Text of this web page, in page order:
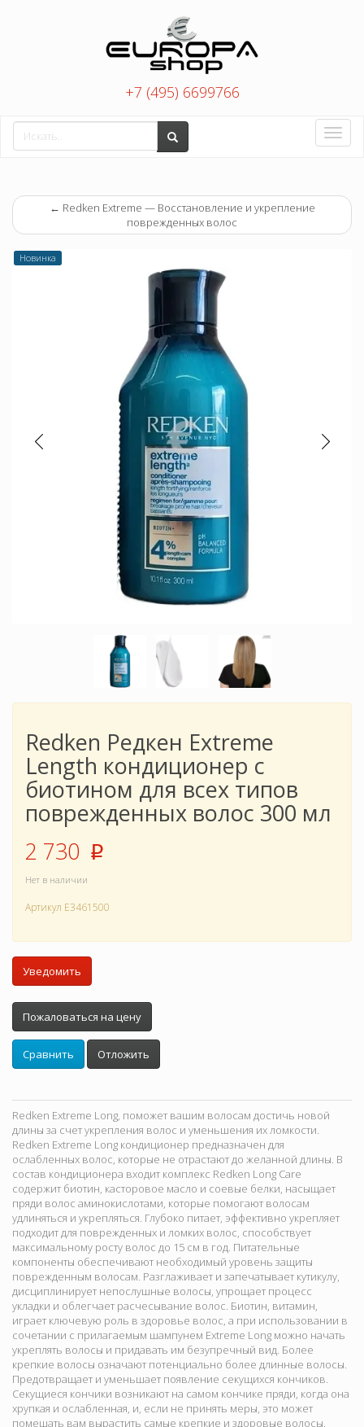
+7 (495) 6699766
Toggle
← Redken Extreme — Восстановление и укрепление
поврежденных волос
Новинка
Redken Редкен Extreme
Length кондиционер c
биотином для всех типов
поврежденных волос 300 мл
2 730 p
Нет в наличии
Артикул E3461500
Уведомить
Пожаловаться на цену
Сравнить Отложить
Redken Extreme Long, поможет вашим волосам достичь новой
длины за счет укрепления волос и уменьшения их ломкости.
Redken Extreme Long кондиционер предназначен для
ослабленных волос, которые не отрастают до желанной длины. В
состав кондиционера входит комплекс Redken Long Care
содержит биотин, касторовое масло и соевые белки, насыщает
пряди волос аминокислотами, которые помогают волосам
удлиняться и укрепляться. Глубоко питает, эффективно укрепляет
подходит для поврежденных и ломких волос, способствует
максимальному росту волос до 15 см в год. Питательные
компоненты обеспечивают необходимый уровень защиты
поврежденным волосам. Разглаживает и запечатывает кутикулу,
дисциплинирует непослушные волосы, упрощает процесс
укладки и облегчает расчесывание волос. Биотин, витамин,
играет ключевую роль в здоровье волос, а при использовании в
сочетании с прилагаемым шампунем Extreme Long можно начать
укреплять волосы и придавать им безупречный вид. Более
крепкие волосы означают потенциально более длинные волосы.
Предотвращает и уменьшает появление секущихся кончиков.
Секущиеся кончики возникают на самом кончике пряди, когда она
хрупкая и ослабленная, и, если не принять меры, это может
помешать вам вырастить самые крепкие и здоровые волосы.